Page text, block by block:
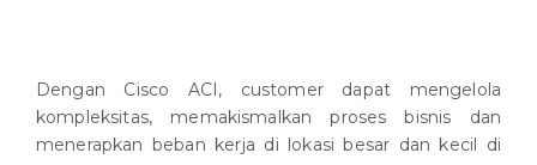
Dengan Cisco ACI, customer dapat mengelola
kompleksitas, memakismalkan proses bisnis dan
menerapkan beban kerja di lokasi besar dan kecil di